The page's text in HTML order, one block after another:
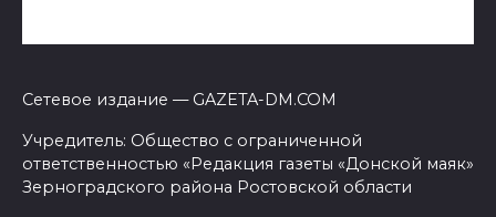
Сетевое издание — GAZETA-DM.COM
Учредитель: Общество с ограниченной
ответственностью «Редакция газеты «Донской маяк»
Зерноградского района Ростовской области